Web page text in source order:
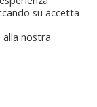
su accetta
alla nostra